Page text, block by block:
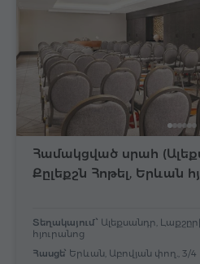
Համակցված սրահ
Քըլեքշն Հոթել, Երևան
Տեղակայում՝ Ալեքսանդր,
հյուրանոց
Հասցե՝ Երևան, Աբովյան փող., 3/4